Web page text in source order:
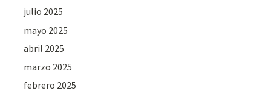
julio 2025
mayo 2025
abril 2025
marzo 2025
febrero 2025